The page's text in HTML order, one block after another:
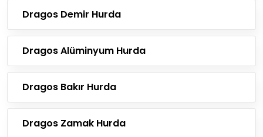
Dragos Demir Hurda
Dragos Alüminyum Hurda
Dragos Bakır Hurda
Dragos Zamak Hurda